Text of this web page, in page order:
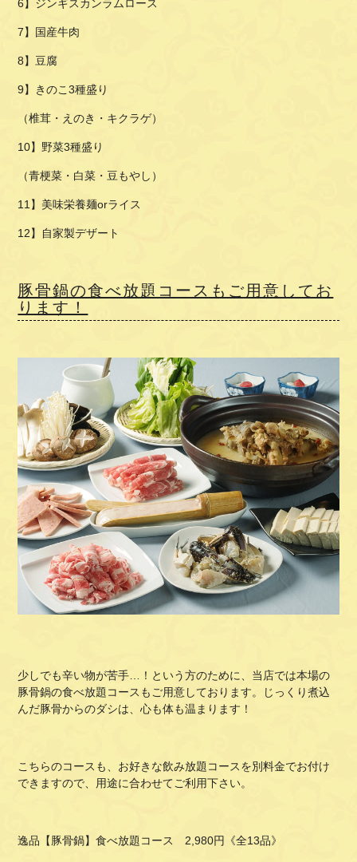
6】ジンギスカンラムロース
7】国産牛肉
8】豆腐
9】きのこ3種盛り
（椎茸・えのき・キクラゲ）
10】野菜3種盛り
（青梗菜・白菜・豆もやし）
11】美味栄養麺orライス
12】自家製デザート
豚骨鍋の食べ放題コースもご用意してお
ります！
少しでも辛い物が苦手…！という方のために、当店では本場の
豚骨鍋の食べ放題コースもご用意しております。じっくり煮込
んだ豚骨からのダシは、心も体も温まります！
こちらのコースも、お好きな飲み放題コースを別料金でお付け
できますので、用途に合わせてご利用下さい。
逸品【豚骨鍋】食べ放題コース 2,980円《全13品》